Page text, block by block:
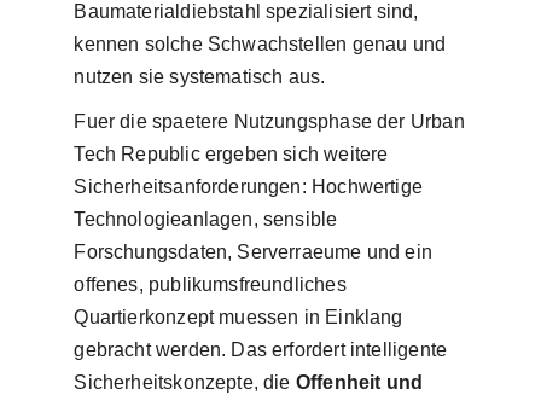
Baumaterialdiebstahl spezialisiert sind,
kennen solche Schwachstellen genau und
nutzen sie systematisch aus.
Fuer die spaetere Nutzungsphase der Urban
Tech Republic ergeben sich weitere
Sicherheitsanforderungen: Hochwertige
Technologieanlagen, sensible
Forschungsdaten, Serverraeume und ein
offenes, publikumsfreundliches
Quartierkonzept muessen in Einklang
gebracht werden. Das erfordert intelligente
Sicherheitskonzepte, die Offenheit und